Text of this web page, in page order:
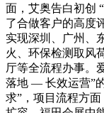
面，艾奥告白初创
了合做客户的高度
实现深圳、广州、
火、环保检测取风
厅等全流程办事。
落地 — 长效运营”
求”，项目流程方